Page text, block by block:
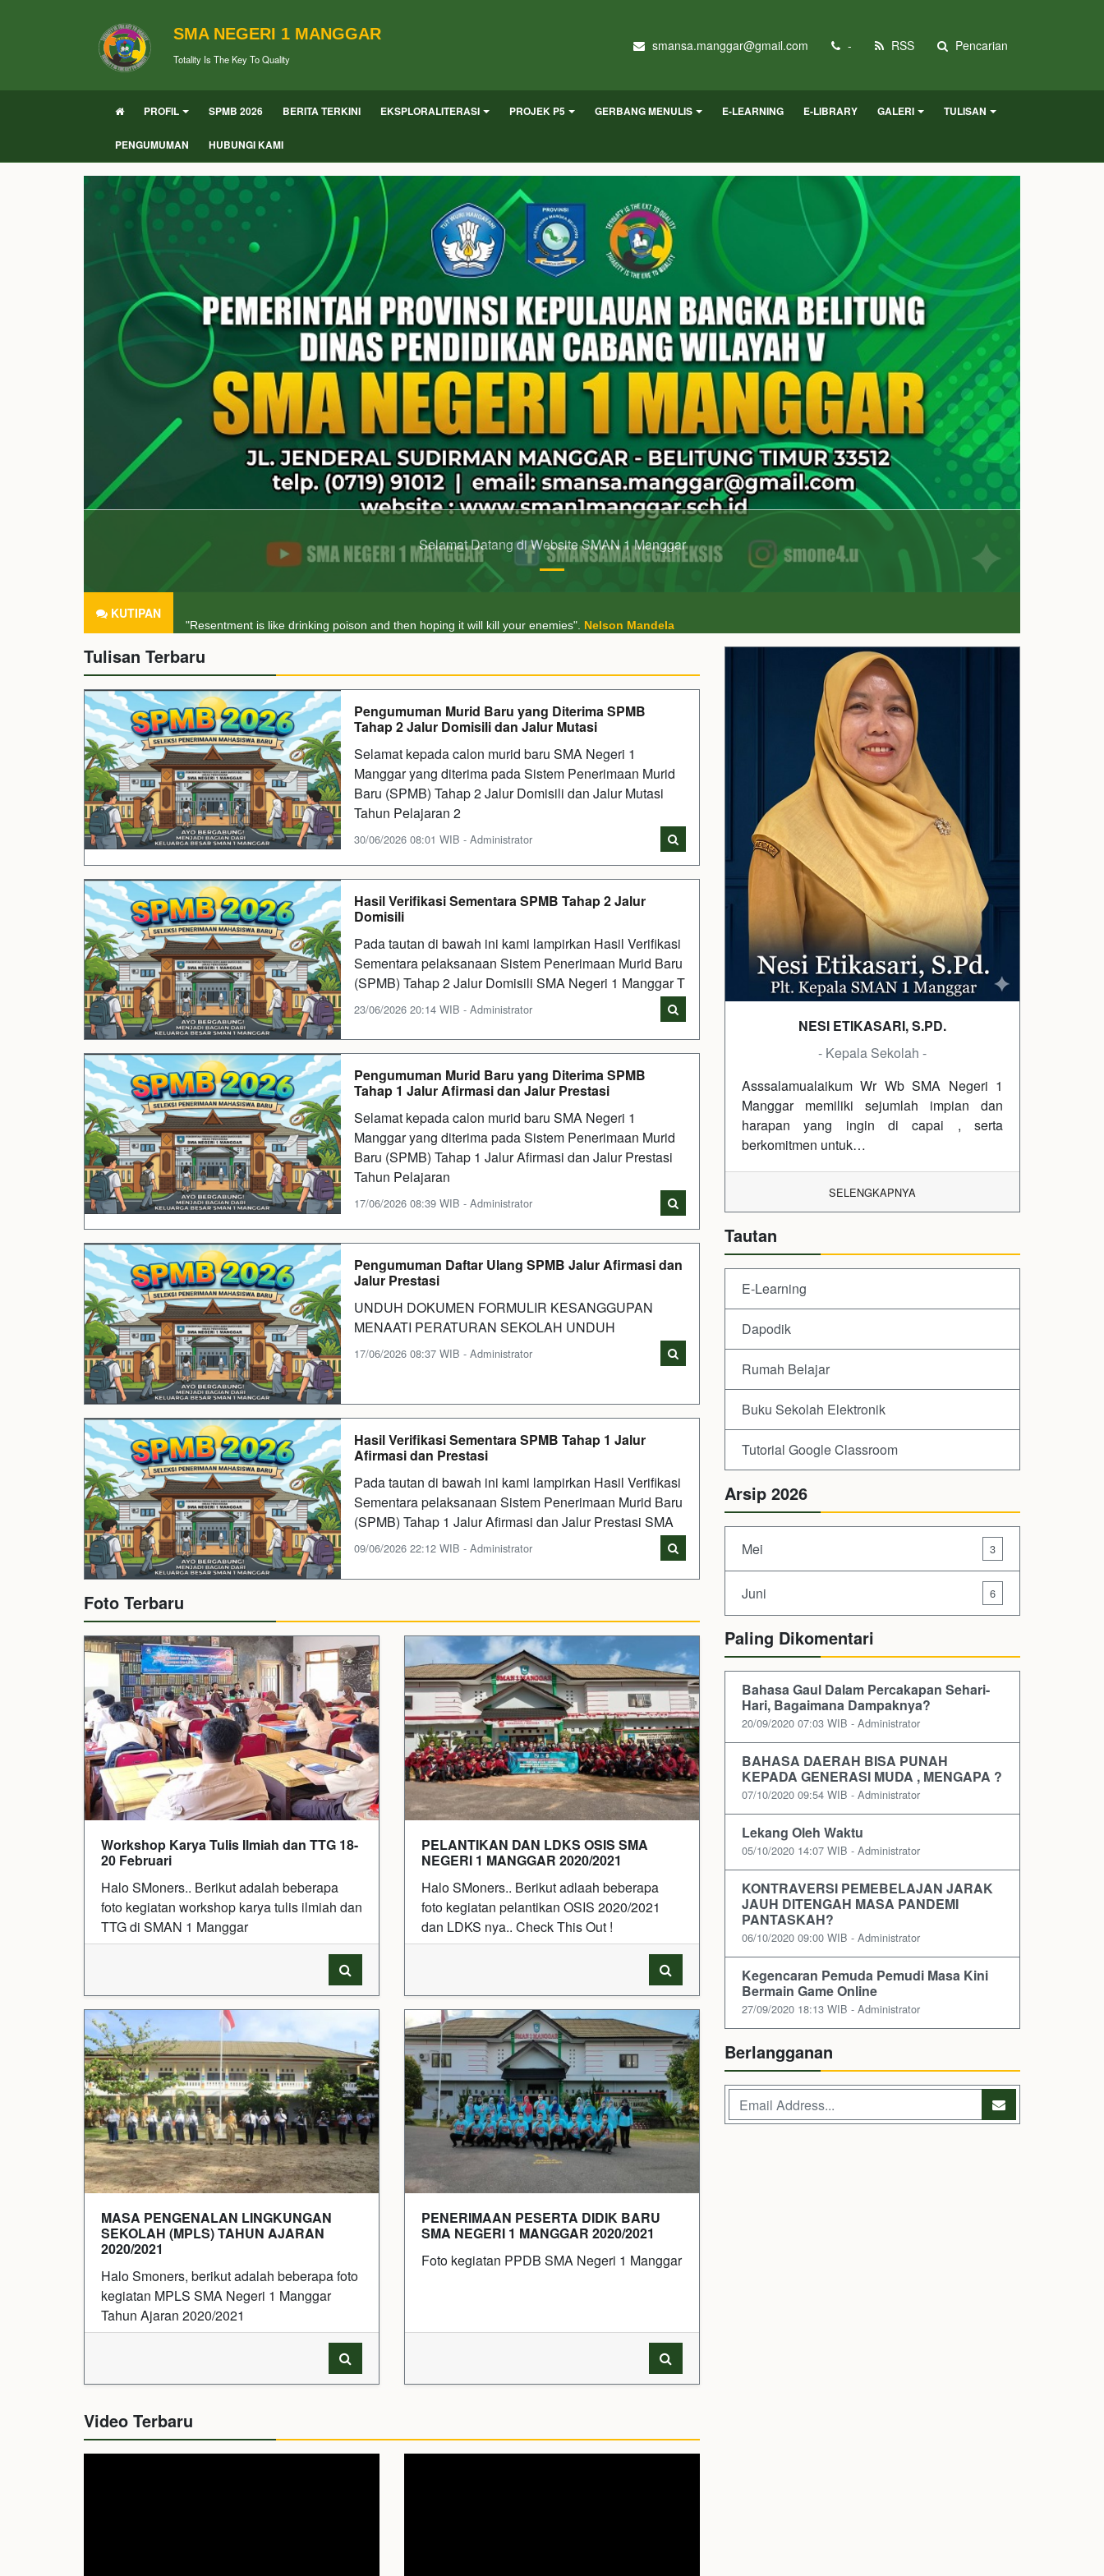
SMA NEGERI 1 MANGGAR
Totality Is The Key To Quality
smansa.manggar@gmail.com - RSS Pencarian
PROFIL SPMB 2026 BERITA TERKINI EKSPLORALITERASI PROJEK P5 GERBANG MENULIS E-LEARNING E-LIBRARY GALERI TULISAN
PENGUMUMAN HUBUNGI KAMI
Selamat Datang di Website SMAN 1 Manggar
KUTIPAN
"Resentment is like drinking poison and then hoping it will kill your enemies".
Tulisan Terbaru
Pengumuman Murid Baru yang Diterima SPMB
Tahap 2 Jalur Domisili dan Jalur Mutasi
Selamat kepada calon murid baru SMA Negeri 1
Manggar yang diterima pada Sistem Penerimaan Murid
Baru (SPMB) Tahap 2 Jalur Domisili dan Jalur Mutasi
Tahun Pelajaran 2
30/06/2026 08:01 WIB - Administrator
Hasil Verifikasi Sementara SPMB Tahap 2 Jalur
Domisili
Pada tautan di bawah ini kami lampirkan Hasil Verifikasi
Sementara pelaksanaan Sistem Penerimaan Murid Baru
(SPMB) Tahap 2 Jalur Domisili SMA Negeri 1 Manggar T
23/06/2026 20:14 WIB - Administrator
Pengumuman Murid Baru yang Diterima SPMB
Tahap 1 Jalur Afirmasi dan Jalur Prestasi
Selamat kepada calon murid baru SMA Negeri 1
Manggar yang diterima pada Sistem Penerimaan Murid
Baru (SPMB) Tahap 1 Jalur Afirmasi dan Jalur Prestasi
Tahun Pelajaran
17/06/2026 08:39 WIB - Administrator
Pengumuman Daftar Ulang SPMB Jalur Afirmasi dan
Jalur Prestasi
UNDUH DOKUMEN FORMULIR KESANGGUPAN
MENAATI PERATURAN SEKOLAH UNDUH
17/06/2026 08:37 WIB - Administrator
Hasil Verifikasi Sementara SPMB Tahap 1 Jalur
Afirmasi dan Prestasi
Pada tautan di bawah ini kami lampirkan Hasil Verifikasi
Sementara pelaksanaan Sistem Penerimaan Murid Baru
(SPMB) Tahap 1 Jalur Afirmasi dan Jalur Prestasi SMA
09/06/2026 22:12 WIB - Administrator
Foto Terbaru
Workshop Karya Tulis Ilmiah dan TTG 18-
20 Februari
Halo SMoners.. Berikut adalah beberapa
foto kegiatan workshop karya tulis ilmiah dan
TTG di SMAN 1 Manggar
PELANTIKAN DAN LDKS OSIS SMA
NEGERI 1 MANGGAR 2020/2021
Halo SMoners.. Berikut adlaah beberapa
foto kegiatan pelantikan OSIS 2020/2021
dan LDKS nya.. Check This Out !
MASA PENGENALAN LINGKUNGAN
SEKOLAH (MPLS) TAHUN AJARAN
2020/2021
Halo Smoners, berikut adalah beberapa foto
kegiatan MPLS SMA Negeri 1 Manggar
Tahun Ajaran 2020/2021
PENERIMAAN PESERTA DIDIK BARU
SMA NEGERI 1 MANGGAR 2020/2021
Foto kegiatan PPDB SMA Negeri 1 Manggar
Video Terbaru
NESI ETIKASARI, S.PD.
- Kepala Sekolah -
Asssalamualaikum Wr Wb SMA Negeri 1
Manggar memiliki sejumlah impian dan
harapan yang ingin di capai , serta
berkomitmen untuk…
SELENGKAPNYA
Tautan
E-Learning
Dapodik
Rumah Belajar
Buku Sekolah Elektronik
Tutorial Google Classroom
Arsip 2026
Mei 3
Juni 6
Paling Dikomentari
Bahasa Gaul Dalam Percakapan Sehari-
Hari, Bagaimana Dampaknya?
20/09/2020 07:03 WIB - Administrator
BAHASA DAERAH BISA PUNAH
KEPADA GENERASI MUDA , MENGAPA ?
07/10/2020 09:54 WIB - Administrator
Lekang Oleh Waktu
05/10/2020 14:07 WIB - Administrator
KONTRAVERSI PEMEBELAJAN JARAK
JAUH DITENGAH MASA PANDEMI
PANTASKAH?
06/10/2020 09:00 WIB - Administrator
Kegencaran Pemuda Pemudi Masa Kini
Bermain Game Online
27/09/2020 18:13 WIB - Administrator
Berlangganan